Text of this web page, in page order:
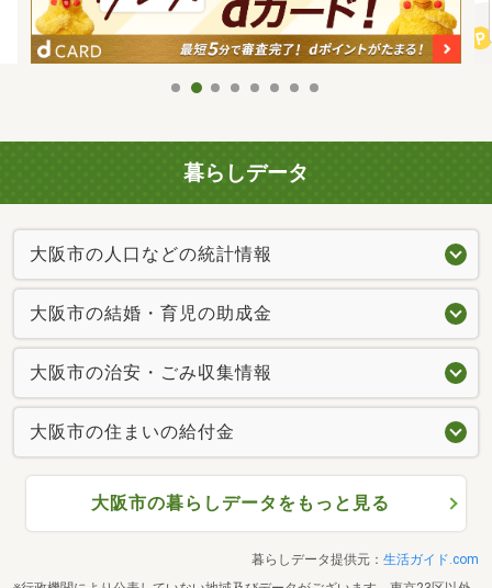
暮らしデータ
大阪市の人口などの統計情報
大阪市の結婚・育児の助成金
大阪市の治安・ごみ収集情報
大阪市の住まいの給付金
大阪市の暮らしデータをもっと見る
暮らしデータ提供元： 生活ガイド.com